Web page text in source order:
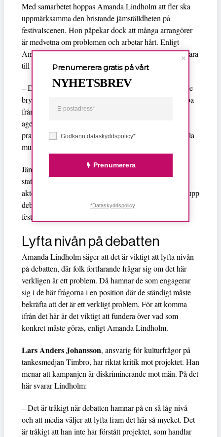
Med samarbetet hoppas Amanda Lindholm att fler ska
uppmärksamma den bristande jämställdheten på
festivalscenen. Hon påpekar dock att många arrangörer
är medvetna om problemen och arbetar hårt. Enligt
Amanda Lindholm kommer deras insamlade förslag vara
till stor hjälp.
– Den onda cirkeln som gör att kvinnor inte syns måste
brytas. För att lyckas med det här är det viktigt att jobba
från flera olika håll, med många organisationer som
agerar. Popkollo är ett exempel på några som arbetar
praktiskt med att få tjejer att komma igång med att spela
musik.
Jämställd festival är ett ideellt initiativ som presenterar
statistik och intervjuar artister, arrangörer och andra
aktörer inom musikbranschen. Deras syfte är att lyfta upp
debatten om ojämställdheten som råder inom
festivalscenen i Sverige.
Lyfta nivån på debatten
Amanda Lindholm säger att det är viktigt att lyfta nivån
på debatten, där folk fortfarande frågar sig om det här
verkligen är ett problem. Då hamnar de som engagerar
sig i de här frågorna i en position där de ständigt måste
bekräfta att det är ett verkligt problem. För att komma
ifrån det här är det viktigt att fundera över vad som
konkret måste göras, enligt Amanda Lindholm.
Lars Anders Johansson, ansvarig för kulturfrågor på
tankesmedjan Timbro, har riktat kritik mot projektet. Han
menar att kampanjen är diskriminerande mot män. På det
här svarar Lindholm:
– Det är tråkigt när debatten hamnar på en så låg nivå
och att media väljer att lyfta fram det här så mycket. Det
är tråkigt att han inte har förstått projektet, som handlar
Godkänn dataskyddspolicy*
Prenumerera
Prenumerera gratis på vårt
NYHETSBREV
*Dataskyddspolicy